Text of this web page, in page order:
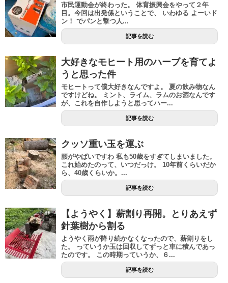
市民運動会が終わった。 体育振興会をやって２年
目。今回は出発係ということで、 いわゆる よーいド
ン！ でパンと撃つ人...
記事を読む
大好きなモヒート用のハーブを育てよ
うと思った件
モヒートって僕大好きなんですよ。 夏の飲み物なん
ですけどね。 ミント、ライム、ラムのお酒なんです
が、これを自作しようと思ってハー...
記事を読む
クッソ重い玉を運ぶ
腰がやばいですわ 私も50歳をすぎてしまいました。
これ始めたのって、いつだっけ。 10年前くらいだか
ら、40歳くらいか。...
記事を読む
【ようやく】薪割り再開。とりあえず
針葉樹から割る
ようやく雨が降り続かなくなったので、薪割りをし
た。 っていうか玉は回収してずっと車に積んであっ
たのです。 この時期っていうか、６...
記事を読む